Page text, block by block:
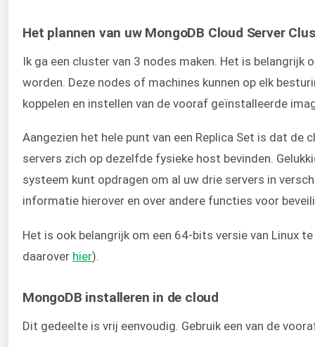
Het plannen van uw MongoDB Cloud Server
Ik ga een cluster van 3 nodes maken. Het is
worden. Deze nodes of machines kunnen op elk
koppelen en instellen van de vooraf geïnstalleerde
Aangezien het hele punt van een Replica Set is dat
servers zich op dezelfde fysieke host bevinden.
systeem kunt opdragen om al uw drie servers in
informatie hierover en over andere functies voor
Het is ook belangrijk om een 64-bits versie van Linux
daarover hier).
MongoDB installeren in de cloud
Dit gedeelte is vrij eenvoudig. Gebruik een van de